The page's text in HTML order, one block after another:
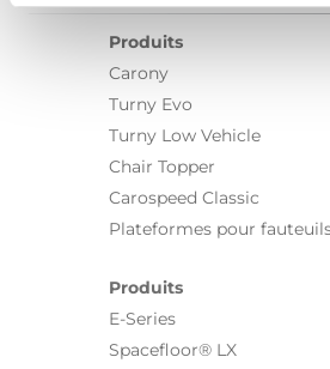
Produits
Carony
Turny Evo
Turny Low Vehicle
Chair Topper
Carospeed Classic
Plateformes pour
Produits
E-Series
Spacefloor® LX